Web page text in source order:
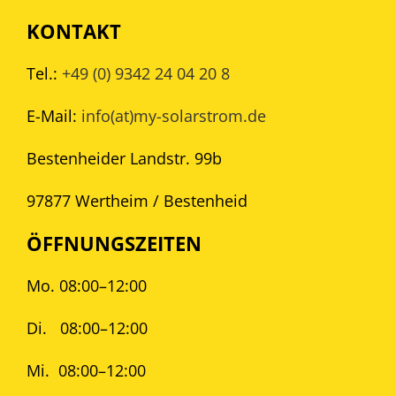
KONTAKT
Tel.: +49 (0) 9342 24 04 20 8
E-Mail: info(at)my-solarstrom.de
Bestenheider Landstr. 99b
97877 Wertheim / Bestenheid
ÖFFNUNGSZEITEN
Mo. 08:00–12:00
Di. 08:00–12:00
Mi. 08:00–12:00